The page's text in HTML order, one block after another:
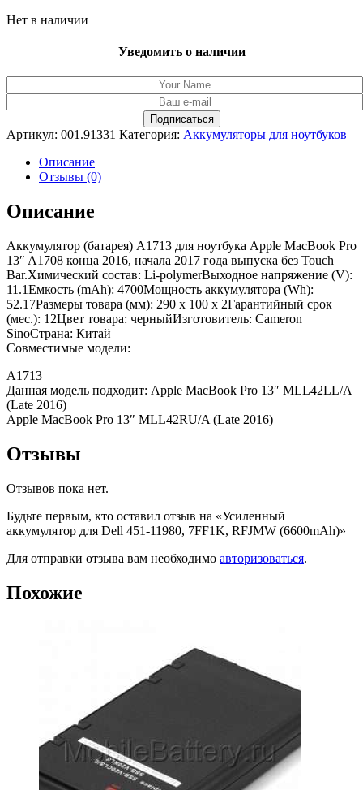
Нет в наличии
Уведомить о наличии
Артикул: 001.91331 Категория: Аккумуляторы для ноутбуков
Описание
Отзывы (0)
Описание
Аккумулятор (батарея) A1713 для ноутбука Apple MacBook Pro
13″ A1708 конца 2016, начала 2017 года выпуска без Touch
Bar.Химический состав: Li-polymerВыходное напряжение (V):
11.1Емкость (mAh): 4700Мощность аккумулятора (Wh):
52.17Размеры товара (мм): 290 x 100 x 2Гарантийный срок
(мес.): 12Цвет товара: черныйИзготовитель: Cameron
SinoСтрана: Китай
Совместимые модели:
A1713
Данная модель подходит: Apple MacBook Pro 13″ MLL42LL/A
(Late 2016)
Apple MacBook Pro 13″ MLL42RU/A (Late 2016)
Отзывы
Отзывов пока нет.
Будьте первым, кто оставил отзыв на «Усиленный
аккумулятор для Dell 451-11980, 7FF1K, RFJMW (6600mAh)»
Для отправки отзыва вам необходимо авторизоваться.
Похожие